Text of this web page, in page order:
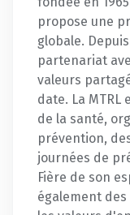
propose une
globale.
partenariat
valeurs
date. La
de la santé,
prévention,
journées de
Fière de son
également